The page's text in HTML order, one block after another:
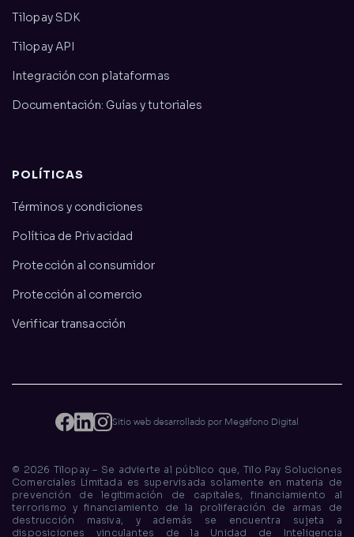
Tilopay SDK
Tilopay API
Integración con plataformas
Documentación: Guías y tutoriales
POLÍTICAS
Términos y condiciones
Política de Privacidad
Protección al consumidor
Protección al comercio
Verificar transacción
Sitio web desarrollado por Megáfono Digital
© 2026 Tilopay – Se advierte al público que, Tilo Pay Soluciones
Comerciales Limitada es supervisada solamente en materia de
prevención de legitimación de capitales, financiamiento al
terrorismo y financiamiento de la proliferación de armas de
destrucción masiva, y además se encuentra sujeta a
disposiciones vinculantes de la Unidad de Inteligencia